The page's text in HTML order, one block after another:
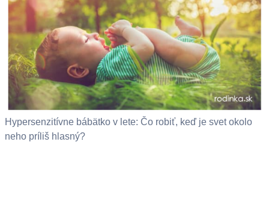
Hypersenzitívne bábätko v lete: Čo robiť, keď je svet okolo
neho príliš hlasný?